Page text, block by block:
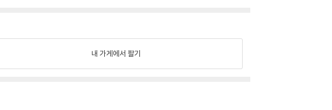
내 가게에서 팔기